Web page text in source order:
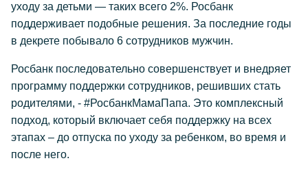
уходу за детьми — таких всего 2%. Росбанк
поддерживает подобные решения. За последние годы
в декрете побывало 6 сотрудников мужчин.
Росбанк последовательно совершенствует и внедряет
программу поддержки сотрудников, решивших стать
родителями, - #РосбанкМамаПапа. Это комплексный
подход, который включает себя поддержку на всех
этапах – до отпуска по уходу за ребенком, во время и
после него.